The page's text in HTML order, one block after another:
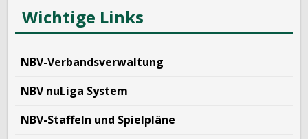
Wichtige Links
NBV-Verbandsverwaltung
NBV nuLiga System
NBV-Staffeln und Spielpläne